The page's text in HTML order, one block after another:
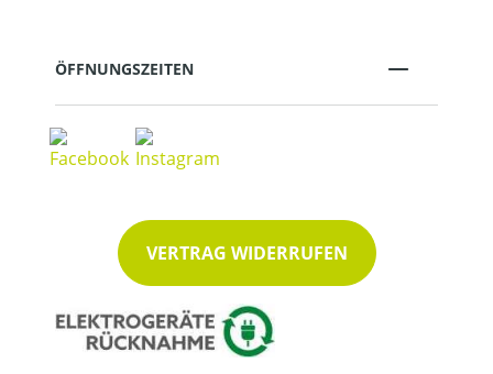
ÖFFNUNGSZEITEN
VERTRAG WIDERRUFEN